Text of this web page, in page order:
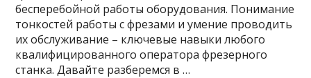
бесперебойной работы оборудования. Понимание
тонкостей работы с фрезами и умение проводить
их обслуживание – ключевые навыки любого
квалифицированного оператора фрезерного
станка. Давайте разберемся в …